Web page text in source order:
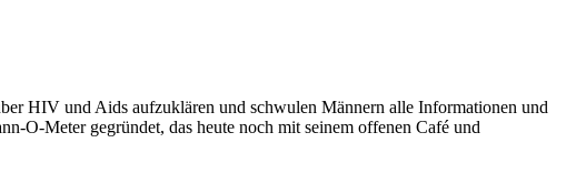
HIV und Aids aufzuklären und schwulen Männern alle Informationen und
O-Meter gegründet, das heute noch mit seinem offenen Café und